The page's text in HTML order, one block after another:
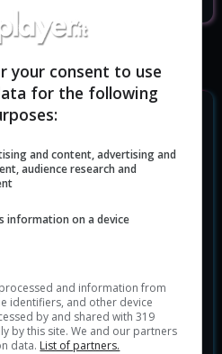
SIMILI
your consent to use
for the following
and content, advertising and
audience research and
information on a device
and information from
identifiers, and other device
by and shared with 319
by this site. We and our partners
data. List of partners.